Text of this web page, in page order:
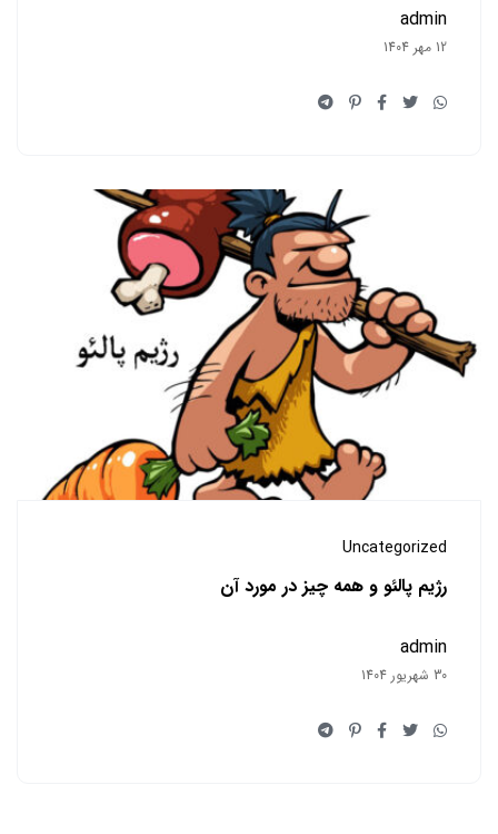
admin
12 مهر 1404
Uncategorized
رژیم پالئو و همه چیز در مورد آن
admin
30 شهریور 1404